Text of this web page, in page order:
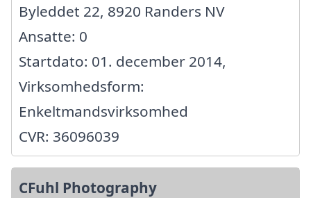
Byleddet 22, 8920 Randers NV
Ansatte: 0
Startdato: 01. december 2014,
Virksomhedsform:
Enkeltmandsvirksomhed
CVR: 36096039
CFuhl Photography